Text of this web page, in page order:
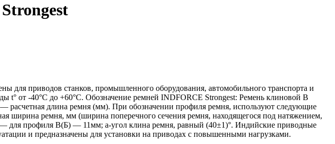
приводов станков, промышленного оборудования, автомобильного транспорта и
t° от -40°С до +60°С. Обозначение ремней INDFORCE Strongest: Ремень клиновой B
длина ремня (мм). При обозначении профиля ремня, используют следующие
ремня, мм (ширина поперечного сечения ремня, находящегося под натяжением,
профиля B(Б) — 11мм; a-угол клина ремня, равный (40±1)°. Индийские приводные
и предназначены для установки на приводах с повышенными нагрузками.